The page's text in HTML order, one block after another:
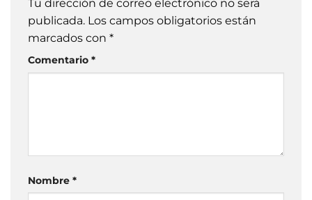
Tu dirección de correo electrónico no será
publicada. Los campos obligatorios están
marcados con *
Comentario *
Nombre *